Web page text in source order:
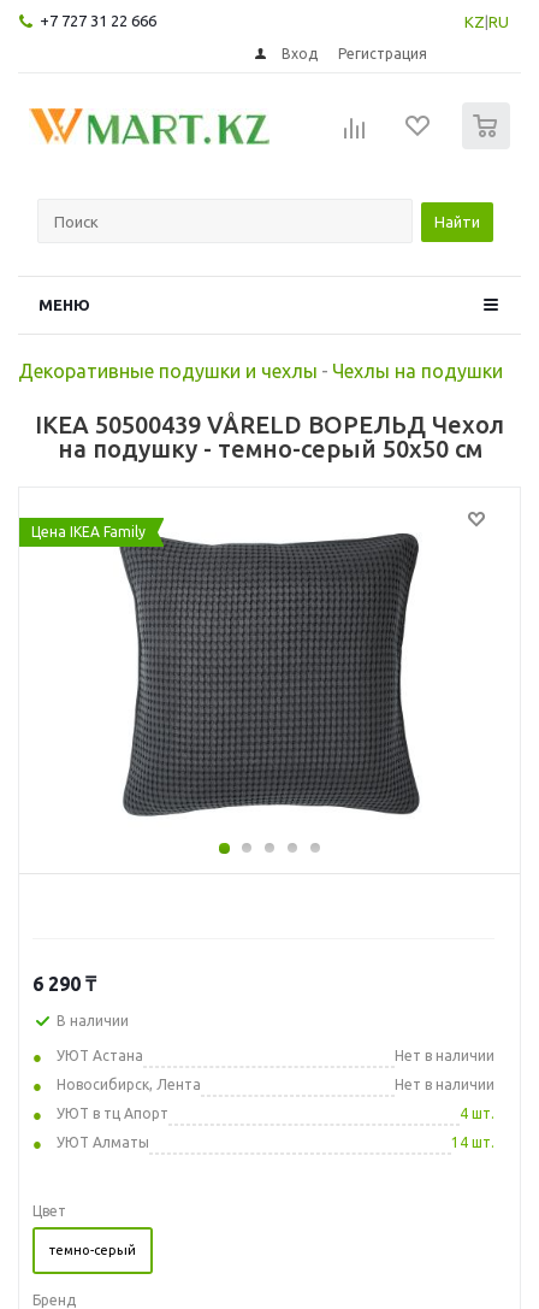
+7 727 31 22 666 KZ RU
Вход Регистрация
Найти
МЕНЮ
Декоративные подушки и чехлы - Чехлы на подушки
IKEA 50500439 VÅRELD ВОРЕЛЬД Чехол
на подушку - темно-серый 50x50 см
Цена IKEA Family
6 290 ₸
В наличии
УЮТ Астана
Нет в наличии
Новосибирск, Лента
Нет в наличии
УЮТ в тц Апорт
4 шт.
УЮТ Алматы
14 шт.
Цвет
темно-серый
Бренд